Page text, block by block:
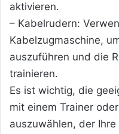
aktivieren.
– Kabelrudern:
Kabelzugmaschine,
auszuführen und die
trainieren.
Es ist wichtig, die
mit einem Trainer
auszuwählen, der